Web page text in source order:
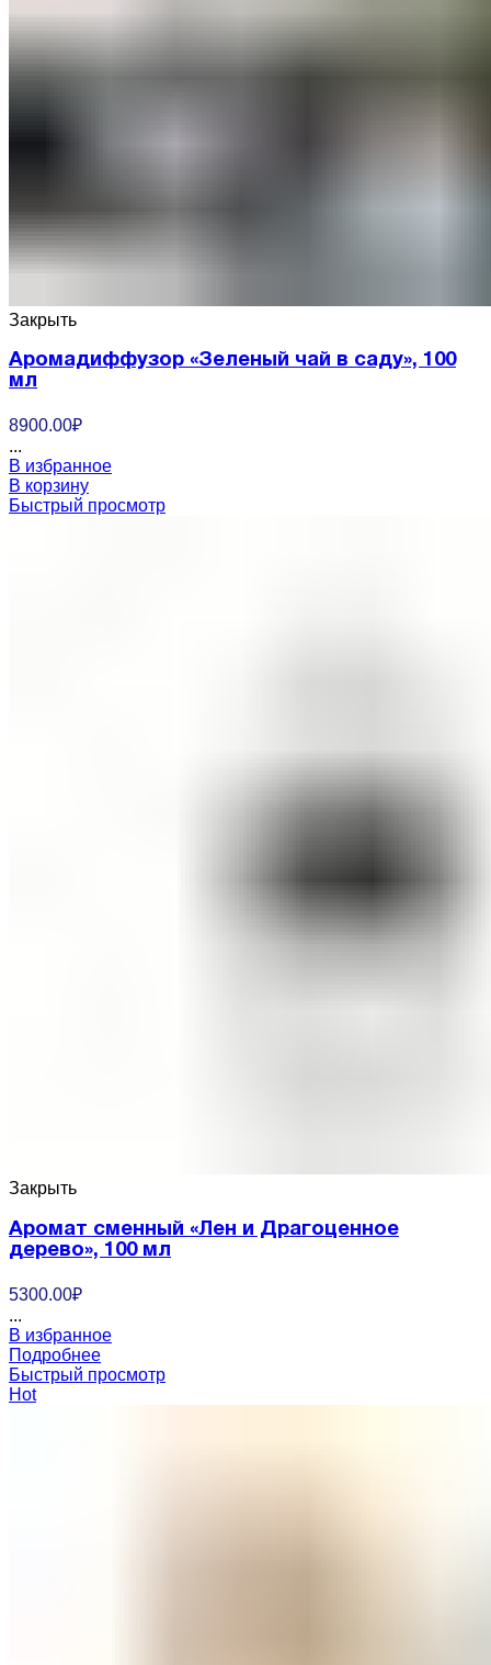
Закрыть
Аромадиффузор «Зеленый чай в саду», 100
мл
8900.00₽
...
В избранное
В корзину
Быстрый просмотр
Закрыть
Аромат сменный «Лен и Драгоценное
дерево», 100 мл
5300.00₽
...
В избранное
Подробнее
Быстрый просмотр
Hot